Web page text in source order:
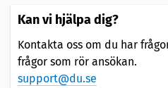
Kan vi hjälpa dig?
Kontakta oss om du har
frågor som rör ansökan.
support@du.se